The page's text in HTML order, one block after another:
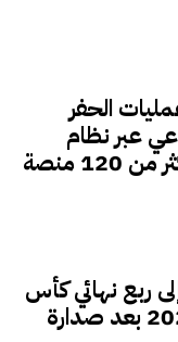
الحفر
عبر نظام
منصة
ربع نهائي كأس
أمم إفريقيا 2026 بعد صدارة